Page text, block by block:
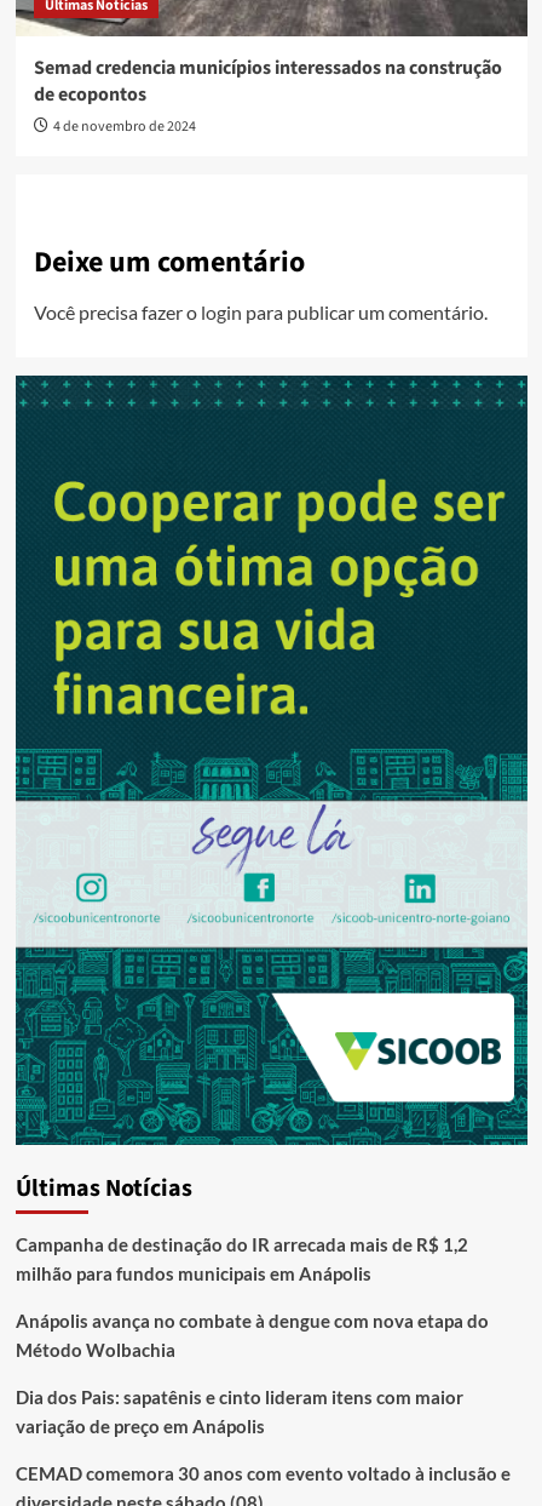
Últimas Notícias
Semad credencia municípios interessados na construção
de ecopontos
4 de novembro de 2024
Deixe um comentário
Você precisa fazer o login para publicar um comentário.
Últimas Notícias
Campanha de destinação do IR arrecada mais de R$ 1,2
milhão para fundos municipais em Anápolis
Anápolis avança no combate à dengue com nova etapa do
Método Wolbachia
Dia dos Pais: sapatênis e cinto lideram itens com maior
variação de preço em Anápolis
CEMAD comemora 30 anos com evento voltado à inclusão e